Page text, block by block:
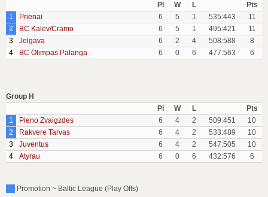
Pl
W L
Pts
1
Prienai 6 5 1 535:443
11
2
BC Kalev/Cramo 6 5 1 495:421
11
3
Jelgava 6 2 4 508:588
8
4
BC Olimpas Palanga 6 0 6 477:563 6
Group H
Pl
W L
Pts
1
Pieno Zvaigzdes 6 4 2 509:451
10
2
Rakvere Tarvas 6 4 2 533:489
10
3
Juventus 6 4 2 547:505
10
4
Atyrau 6 0 6 432:576 6
Promotion ~ Baltic League (Play Offs)